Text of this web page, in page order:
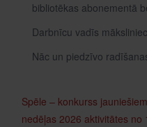
bibliotēkas abonementā
Darbnīcu vadīs
Nāc un piedzīvo
Spēle – konkurss
nedēļas 2026 aktivitātes no